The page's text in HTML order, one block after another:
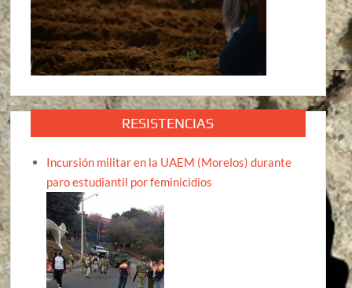
RESISTENCIAS
Incursión militar en la UAEM (Morelos) durante
paro estudiantil por feminicidios